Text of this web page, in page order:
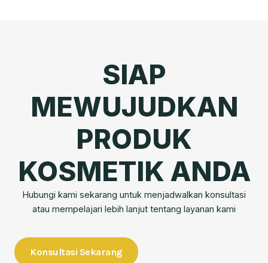
SIAP
MEWUJUDKAN
PRODUK
KOSMETIK ANDA
Hubungi kami sekarang untuk menjadwalkan konsultasi
atau mempelajari lebih lanjut tentang layanan kami
Konsultasi Sekarang